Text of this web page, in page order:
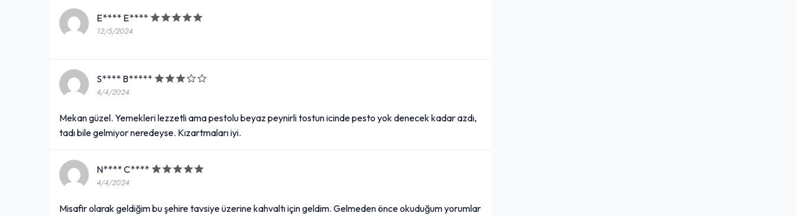
E**** E****
12/5/2024
S**** B*****
4/4/2024
Mekan güzel. Yemekleri lezzetli ama pestolu beyaz peynirli tostun icinde pesto yok denecek kadar azdı,
tadı bile gelmiyor neredeyse. Kızartmaları iyi.
N**** C****
4/4/2024
Misafir olarak geldiğim bu şehire tavsiye üzerine kahvaltı için geldim. Gelmeden önce okuduğum yorumlar